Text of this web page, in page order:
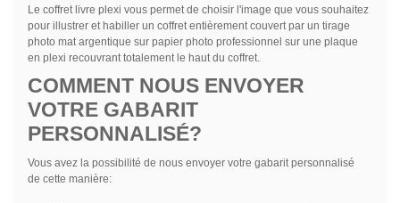
Le coffret livre plexi vous permet de choisir l'image que vous souhaitez
pour illustrer et habiller un coffret entièrement couvert par un tirage
photo mat argentique sur papier photo professionnel sur une plaque
en plexi recouvrant totalement le haut du coffret.
COMMENT NOUS ENVOYER
VOTRE GABARIT
PERSONNALISÉ?
Vous avez la possibilité de nous envoyer votre gabarit personnalisé
de cette manière: